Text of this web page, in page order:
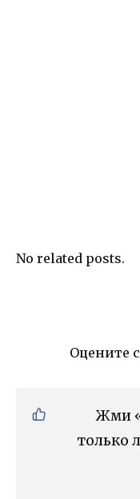
No related posts.
Оцените
Жми
только